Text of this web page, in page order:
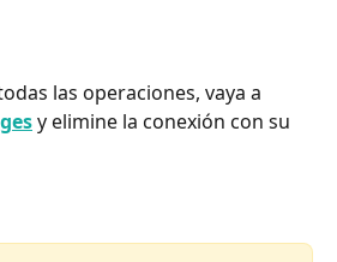
las operaciones, vaya a
y elimine la conexión con su